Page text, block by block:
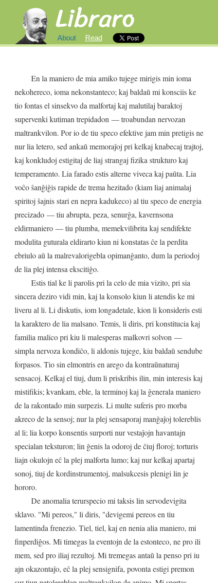
About Read
Enlamanierodemiaamikotujegemirigisminioma
nekohereco, iomanekonstanteco;kaj baldaŭmikonsciiske
tiofontaselsinsekvodamalfortaj kaj malutilaj baraktoj
supervenkikutimantrepidadon —troabundannervozan
maltrankvilon. Poriodetiuspecoefektivejamminpretigisne
nurlialetero, sedankaŭmemoraĵoj prikelkaj knabecaj trajtoj,
kaj konkludoj estigitaj deliaj strangaj fizikastrukturokaj
temperamento. Liafaradoestisalternevivecakaj paŭta. Lia
voĉoŝanĝiĝisrapidedetremahezitado(kiamliaj animalaj
spiritoj ŝajnisstarienneprakadukeco)altiuspecodeenergia
precizado —tiuabrupta, peza, senurĝa, kavernsona
eldirmaniero —tiuplumba, memekvilibritakaj sendifekte
modulita guturalaeldirartokiunnikonstatasĉelaperdita
ebriuloaŭlamalrevalorigeblaopimanĝanto, dumlaperiodoj
deliaplej intensaekscitiĝo.
Estistialkeliparolisprilacelodemiavizito,prisia
sinceradezirovidimin, kaj lakonsolokiunliatendiskemi
liverualli. Lidiskutis, iomlongadetale, kionlikonsiderisesti
lakarakterodeliamalsano. Temis, lidiris, prikonstituciakaj
familiamalicoprikiulimalesperasmalkovrisolvon —
simplanervozakondiĉo, lialdonistujege, kiubaldaŭsendube
forpasos. Tiosinelmontrisenaregodakontraŭnaturaj
sensacoj. Kelkaj eltiuj, dumlipriskribisilin, mininteresiskaj
mistifikis;kvankam, eble, laterminoj kaj la ĝeneralamaniero
delarakontadominsurpezis. Limultesuferispromorba
akrecodelasensoj;nurlaplej sensaporaj manĝaĵoj tolereblis
alli;liakorpokonsentissurportinurvestaĵojnhavantajn
specialanteksturon;lin ĝenislaodoroj deĉiuj floroj;torturis
liajnokulojneĉlaplej malfortalumo;kaj nurkelkaj apartaj
sonoj, tiuj dekordinstrumentoj, malsukcesisplenigilinje
hororo.
Deanomaliaterurspeciomitaksislinservodevigita
sklavo. "Mipereos," lidiris, "devigemipereosentiu
lamentindafrenezio. Tiel, tiel, kaj enneniaaliamaniero, mi
finperdiĝos. Mitimegaslaeventojndelaestonteco, neproili
mem, sedproiliaj rezultoj. Mitremegasantaŭlapensopriiu
ajnokazontaĵo, eĉlaplej sensignifa, povontaestigipremon